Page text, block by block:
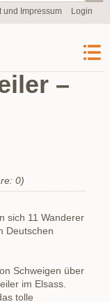
und Impressum Login
–
0)
sich 11 Wanderer
Deutschen
Schweigen über
im Elsass.
tolle